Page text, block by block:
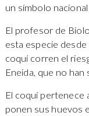
un símbolo
El profesor de
esta especie
coquí corren el
Eneida, que no
El coquí pertenece
ponen sus huevos